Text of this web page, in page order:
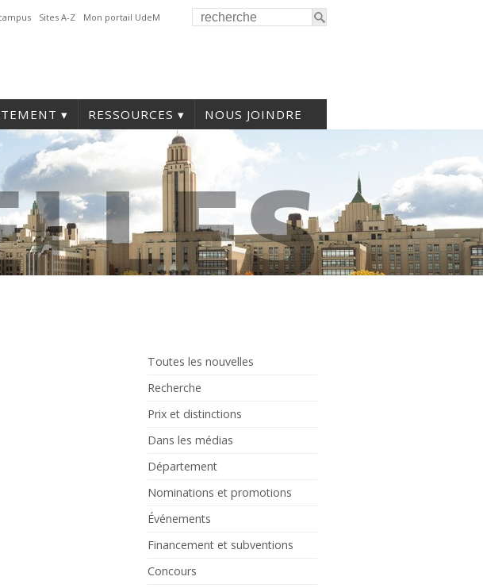
Sites A-Z Mon portail UdeM
RESSOURCES NOUS JOINDRE
Toutes les nouvelles
Recherche
Prix et distinctions
Dans les médias
Département
Nominations et promotions
Événements
Financement et subventions
Concours